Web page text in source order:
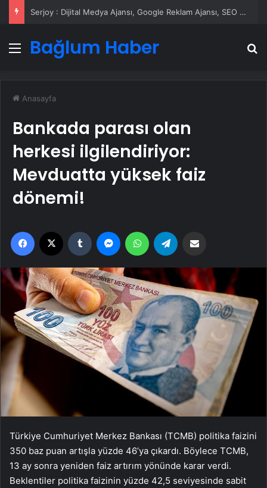
Serjoy : Dijital Medya Ajansı, Google Reklam Ajansı, SEO Ajansı ve Web Tasarım Ajansı
Menü
Bağlum Haber
Anasayfa
Bankada parası olan
herkesi ilgilendiriyor:
Mevduatta yüksek faiz
dönemi!
Facebook Tumblr MessengerWhatsApp
Türkiye Cumhuriyet Merkez Bankası (TCMB) politika faizini
350 baz puan artışla yüzde 46’ya çıkardı. Böylece TCMB,
13 ay sonra yeniden faiz artırım yönünde karar verdi.
Beklentiler politika faizinin yüzde 42,5 seviyesinde sabit